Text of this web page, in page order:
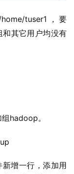
tuser1 ，要
和其它用户均没有
hadoop。
新增一行，添加用